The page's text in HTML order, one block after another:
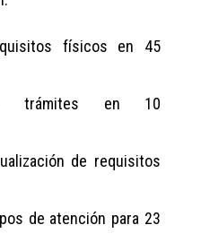
físicos en 45
trámites en 10
de requisitos
de atención para 23